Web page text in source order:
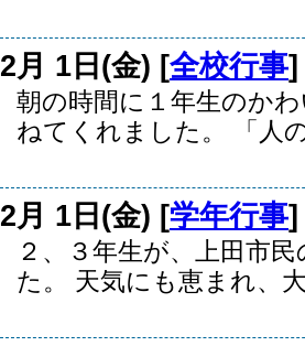
2月 1日(金) [全校行事
朝の時間に１年生のか
ねてくれました。 「人
2月 1日(金) [学年行事
２、３年生が、上田市
た。 天気にも恵まれ、